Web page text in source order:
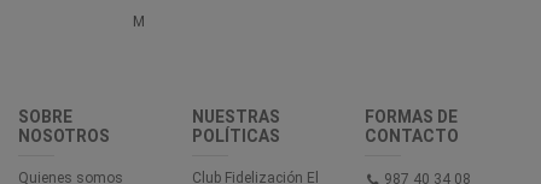
M
SOBRE
NOSOTROS
Quienes somos
NUESTRAS
POLÍTICAS
Club Fidelización El
FORMAS DE
CONTACTO
987 40 34 08